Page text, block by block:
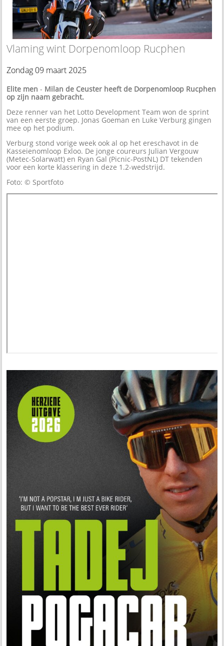
Vlaming wint Dorpenomloop Rucphen
Zondag 09 maart 2025
Elite men - Milan de Ceuster heeft de Dorpenomloop Rucphen
op zijn naam gebracht.
Deze renner van het Lotto Development Team won de sprint
van een eerste groep. Jonas Goeman en Luke Verburg gingen
mee op het podium.
Verburg stond vorige week ook al op het ereschavot in de
Kasseienomloop Exloo. De jonge coureurs Julian Vergouw
(Metec-Solarwatt) en Ryan Gal (Picnic-PostNL) DT tekenden
voor een korte klassering in deze 1.2-wedstrijd.
Foto: © Sportfoto